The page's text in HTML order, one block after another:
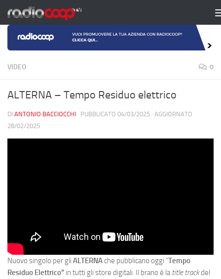
Salta al contenuto
VIDEO 0
ALTERNA – Tempo Residuo elettrico
DI ANTONIO BACCIOCCHI · PUBBLICATO 04/03/2025 · AGGIORNATO
28/02/2025
Nuovo singolo per gli ALTERNAche pubblicano oggi “Tempo
Residuo Elettrico” in tutti gli store digitali. Il brano è latitle trackdel